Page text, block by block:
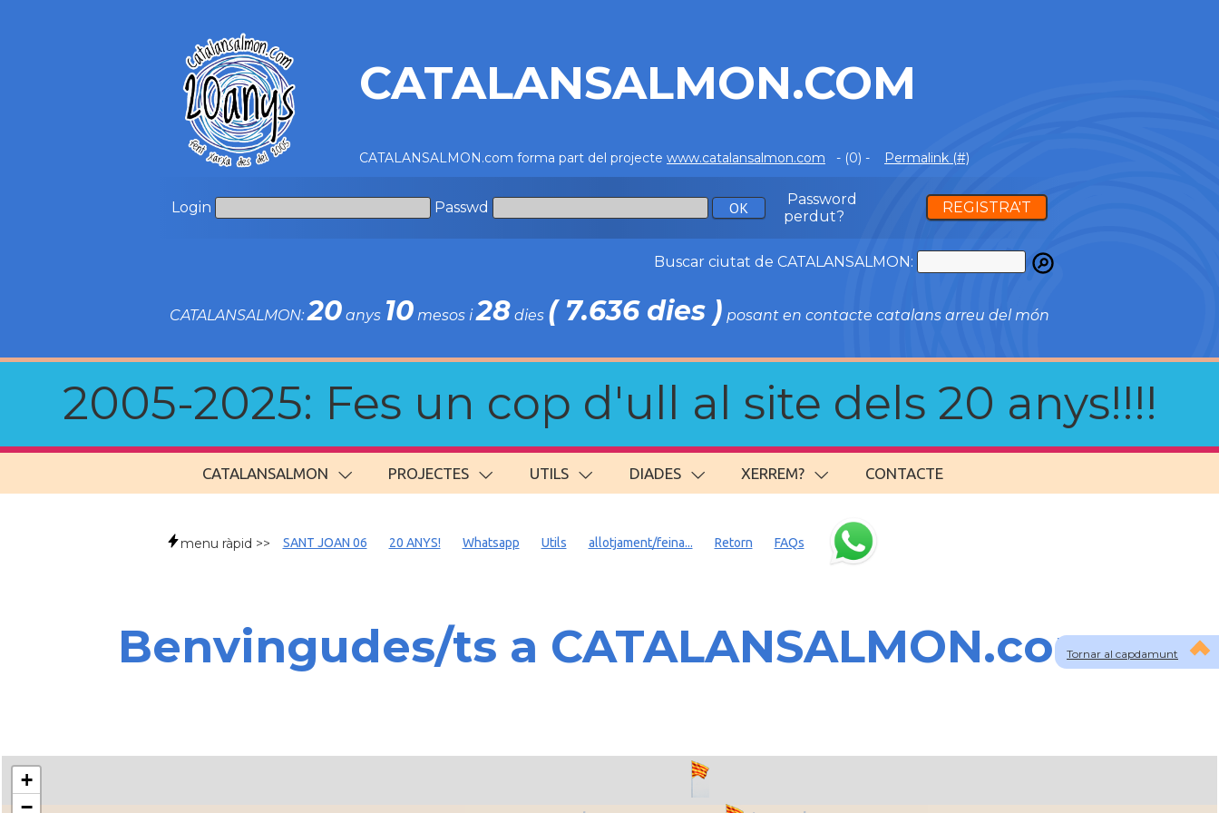
CATALANSALMON.COM
CATALANSALMON.com forma part del projecte www.catalansalmon.com - (0) - Permalink (#)
Login Passwd
Password
perdut?
REGISTRA'T
Buscar ciutat de CATALANSALMON:
CATALANSALMON:20 anys 10 mesos i28 dies ( 7.636 dies ) posant en contacte catalans arreu del món
2005-2025: Fes un cop d'ull al site dels 20 anys!!!!
CATALANSALMON PROJECTES UTILS DIADES XERREM? CONTACTE
Tornar al capdamunt
menu ràpid >> SANT JOAN 06 20 ANYS! Whatsapp Utils allotjament/feina... Retorn FAQs
Benvingudes/ts a CATALANSALMON.com
+
−